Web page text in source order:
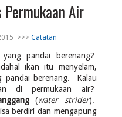
Air
>>>Catatan
pandai berenang?
ikan itu menyelam,
pandai berenang. Kalau
di permukaan air?
(water strider).
berdiri dan mengapung